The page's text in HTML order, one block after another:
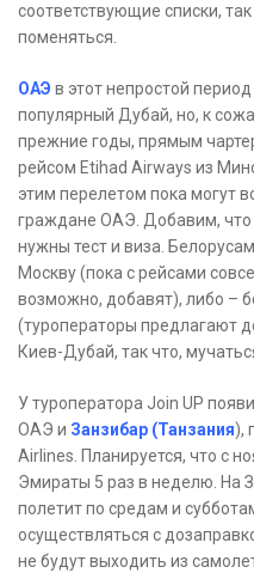
соответствующие списки,
поменяться.
ОАЭ в этот непростой
популярный Дубай, но, к
прежние годы, прямым
рейсом Etihad Airways из
этим перелетом пока могут
граждане ОАЭ. Добавим,
нужны тест и виза.
Москву (пока с рейсами
возможно, добавят), либо –
(туроператоры предлагают
Киев-Дубай, так что,
У туроператора Join UP
ОАЭ и Занзибар (Танзания),
Airlines. Планируется, что с
Эмираты 5 раз в неделю. На
полетит по средам и
осуществляться с
не будут выходить из